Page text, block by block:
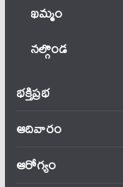
ఖ‌మ్మం
నల్గొండ
భక్తిప్రభ
ఆదివారం
ఆరోగ్యం